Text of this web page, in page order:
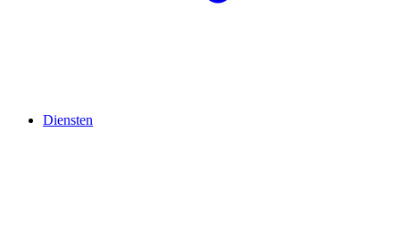
Diensten